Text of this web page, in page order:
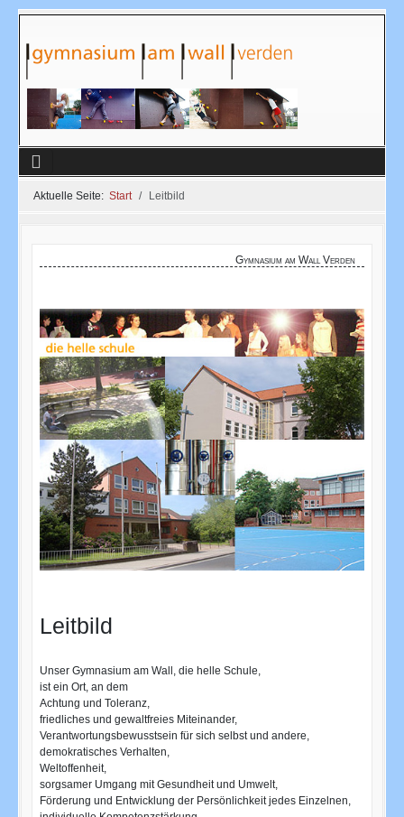
Aktuelle Seite: Start Leitbild
Gymnasium am Wall Verden
Leitbild
Unser Gymnasium am Wall, die helle Schule,
ist ein Ort, an dem
Achtung und Toleranz,
friedliches und gewaltfreies Miteinander,
Verantwortungsbewusstsein für sich selbst und andere,
demokratisches Verhalten,
Weltoffenheit,
sorgsamer Umgang mit Gesundheit und Umwelt,
Förderung und Entwicklung der Persönlichkeit jedes Einzelnen,